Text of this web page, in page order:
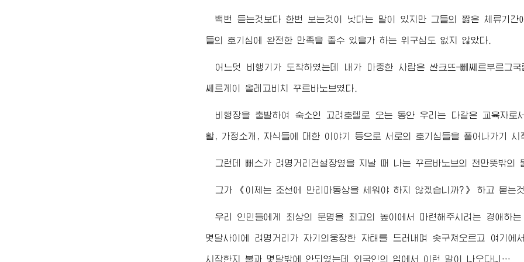
백번 듣는것보다 한번 보는것이 낫다는 말이 있지만 그들의 짧은 체류기
들의 호기심에 완전한 만족을 줄수 있을가 하는 위구심도 없지 않았다.
어느덧 비행기가 도착하였는데 내가 마중한 사람은 싼크뜨-뻬쩨르부르그국
쎄르게이 올레고비치 꾸르바노브였다.
비행장을 출발하여 숙소인 고려호텔로 오는 동안 우리는 다같은 교육자로
활, 가정소개, 자식들에 대한 이야기 등으로 서로의 호기심들을 풀어나가기 시
그런데 뻐스가 려명거리건설장옆을 지날 때 나는 꾸르바노브의 천만뜻밖의
그가 《이제는 조선에 만리마동상을 세워야 하지 않겠습니까?》 하고 묻는
우리 인민들에게 최상의 문명을 최고의 높이에서 마련해주시려는 경애하
몇달사이에 려명거리가 자기의웅장한 자태를 드러내며 솟구쳐오르고 여기
시작한지 불과 몇달밖에 안되였는데 외국인의 입에서 이런 말이 나오다니…